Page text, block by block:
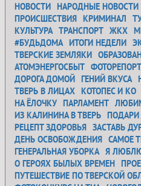
НОВОСТИ НАРОДНЫЕ НОВОСТИ
ПРОИСШЕСТВИЯ КРИМИНАЛ
КУЛЬТУРА ТРАНСПОРТ ЖКХ
#БУДЬДОМА ИТОГИ НЕДЕЛИ
ТВЕРСКИЕ ЗЕМЛЯКИ
АТОМЭНЕРГОСБЫТ
ДОРОГА ДОМОЙ ГЕНИЙ ВКУСА
ТВЕРЬ В ЛИЦАХ КОТОПЕС И КО
НА ЁЛОЧКУ ПАРЛАМЕНТ
ИЗ КАЛИНИНА В ТВЕРЬ ПОДАРИ
РЕЦЕПТ ЗДОРОВЬЯ ЗАСТАВЬ
ДЕНЬ ОСВОБОЖДЕНИЯ САМОЕ
ГЕНЕРАЛЬНАЯ УБОРКА Я
О ГЕРОЯХ БЫЛЫХ ВРЕМЕН
ПУТЕШЕСТВИЕ ПО ТВЕРСКОЙ